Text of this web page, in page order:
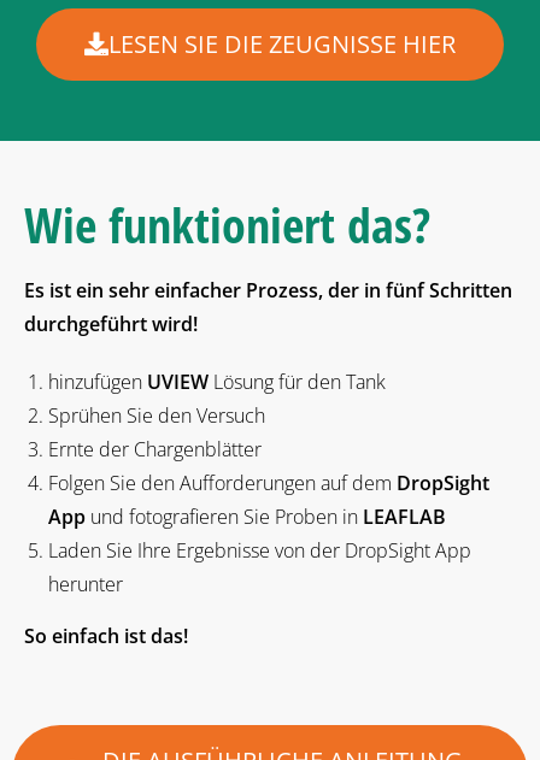
LESEN SIE DIE ZEUGNISSE HIER
Wie funktioniert das?
Es ist ein sehr einfacher Prozess, der in fünf Schritten
durchgeführt wird!
hinzufügen UVIEW Lösung für den Tank
Sprühen Sie den Versuch
Ernte der Chargenblätter
Folgen Sie den Aufforderungen auf dem DropSight
App und fotografieren Sie Proben in LEAFLAB
Laden Sie Ihre Ergebnisse von der DropSight App
herunter
So einfach ist das!